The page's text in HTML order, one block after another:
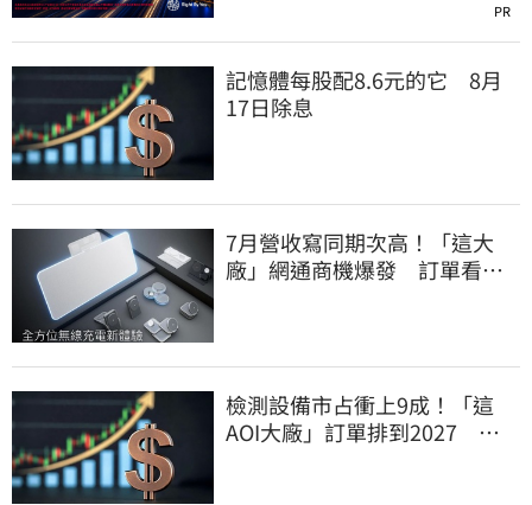
PR
記憶體每股配8.6元的它 8月
17日除息
7月營收寫同期次高！「這大
廠」網通商機爆發 訂單看到
檢測設備市占衝上9成！「這
AOI大廠」訂單排到2027 目